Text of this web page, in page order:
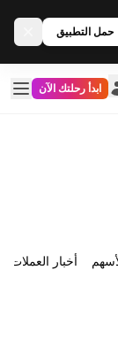
حمل التطبيق
ابدأ رحلتك الآن
أخبار العملات